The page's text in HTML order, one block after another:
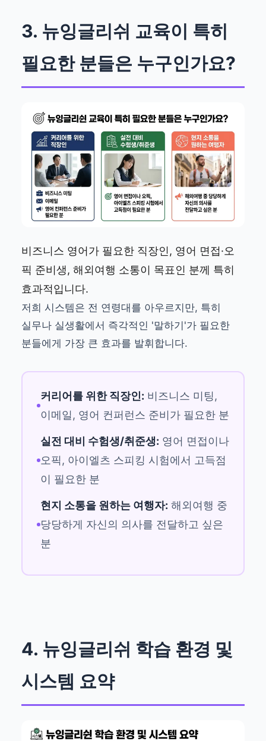
3. 뉴잉글리쉬 교육이 특히
필요한 분들은 누구인가요?
비즈니스 영어가 필요한 직장인, 영어 면접·오
픽 준비생, 해외여행 소통이 목표인 분께 특히
효과적입니다.
저희 시스템은 전 연령대를 아우르지만, 특히
실무나 실생활에서 즉각적인 '말하기'가 필요한
분들에게 가장 큰 효과를 발휘합니다.
커리어를 위한 직장인: 비즈니스 미팅,
이메일, 영어 컨퍼런스 준비가 필요한 분
실전 대비 수험생/취준생: 영어 면접이나
오픽, 아이엘츠 스피킹 시험에서 고득점
이 필요한 분
현지 소통을 원하는 여행자: 해외여행 중
당당하게 자신의 의사를 전달하고 싶은
분
4. 뉴잉글리쉬 학습 환경 및
시스템 요약